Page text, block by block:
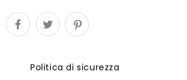
Politica di sicurezza